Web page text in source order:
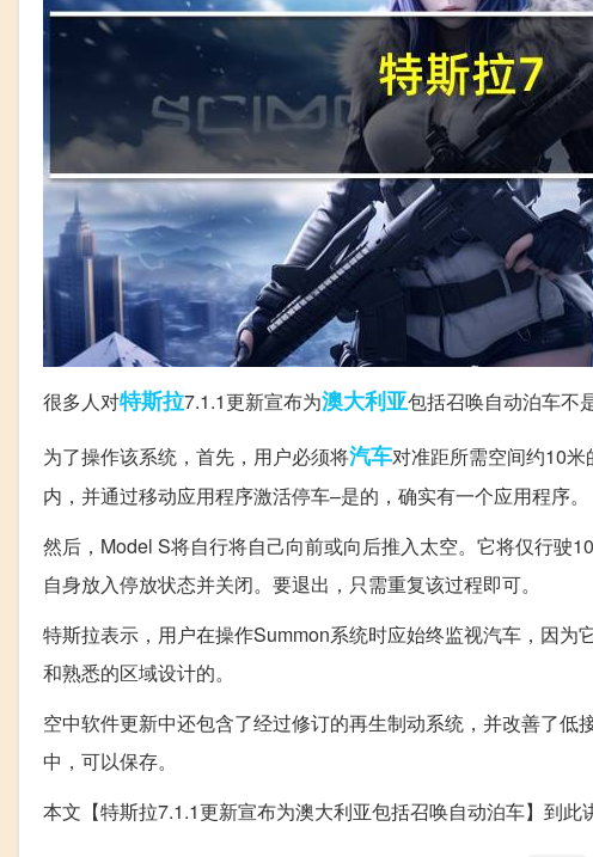
很多人对特斯拉7.1.1更新宣布为澳大利亚包括召唤自动泊车不
为了操作该系统，首先，用户必须将汽车对准距所需空间约10
内，并通过移动应用程序激活停车–是的，确实有一个应用程序。
然后，Model S将自行将自己向前或向后推入太空。它将仅行驶
自身放入停放状态并关闭。要退出，只需重复该过程即可。
特斯拉表示，用户在操作Summon系统时应始终监视汽车，因
和熟悉的区域设计的。
空中软件更新中还包含了经过修订的再生制动系统，并改善了
中，可以保存。
本文【特斯拉7.1.1更新宣布为澳大利亚包括召唤自动泊车】到此